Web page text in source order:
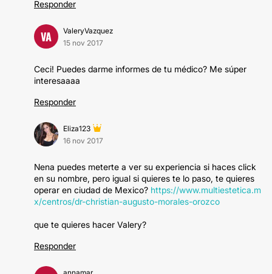
Responder
VA
ValeryVazquez
15 nov 2017
Ceci! Puedes darme informes de tu médico? Me súper
interesaaaa
Responder
Eliza123
16 nov 2017
Nena puedes meterte a ver su experiencia si haces click
en su nombre, pero igual si quieres te lo paso, te quieres
operar en ciudad de Mexico? https://www.multiestetica.m
x/centros/dr-christian-augusto-morales-orozco
que te quieres hacer Valery?
Responder